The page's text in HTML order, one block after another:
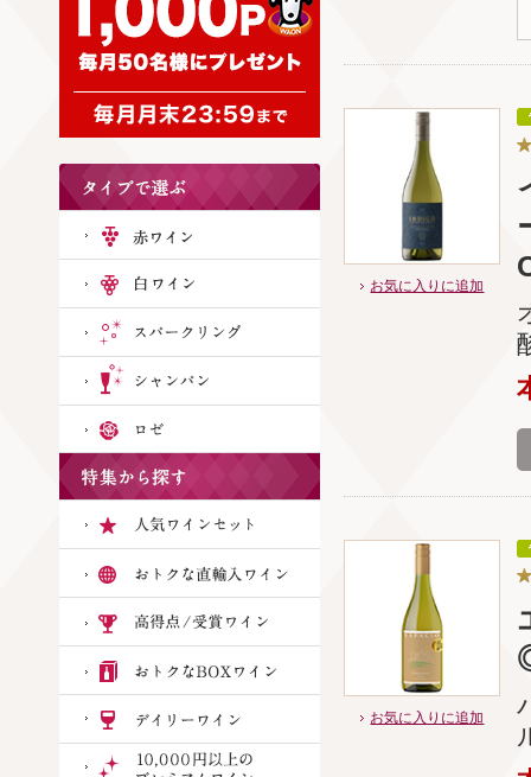
お気に入りに追加
お気に入りに追加